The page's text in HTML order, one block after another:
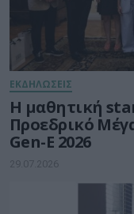
ΕΚΔΗΛΩΣΕΙΣ
Η μαθητική
Προεδρικό
Gen-E 2026
29.07.2026